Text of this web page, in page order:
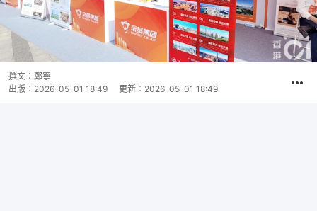
撰文： 鄭寧
出版： 2026-05-01 18:49 更新： 2026-05-01 18:49